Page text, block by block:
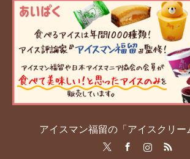
アイスマン福留の「アイスクリー
RSS